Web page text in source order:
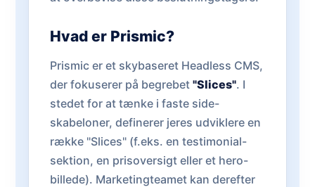
Hvad er Prismic?
Prismic er et skybaseret Headless CMS,
der fokuserer på begrebet "Slices". I
stedet for at tænke i faste side-
skabeloner, definerer jeres udviklere en
række "Slices" (f.eks. en testimonial-
sektion, en prisoversigt eller et hero-
billede). Marketingteamet kan derefter